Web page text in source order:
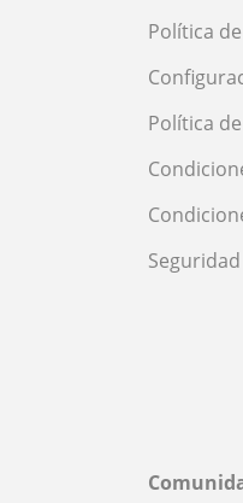
Política
Política
Seguridad